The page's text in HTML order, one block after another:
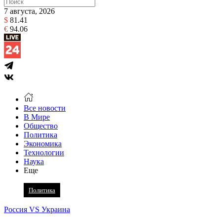
7 августа, 2026
$ 81.41
€ 94.06
Все новости
В Мире
Общество
Политика
Экономика
Технологии
Наука
Еще
Политика
Россия VS Украина